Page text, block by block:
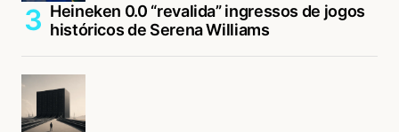
Heineken 0.0 “revalida” ingressos de jogos
históricos de Serena Williams